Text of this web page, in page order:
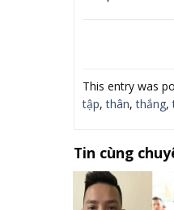
This entry was
tập,thân,thắng,
Tin cùng